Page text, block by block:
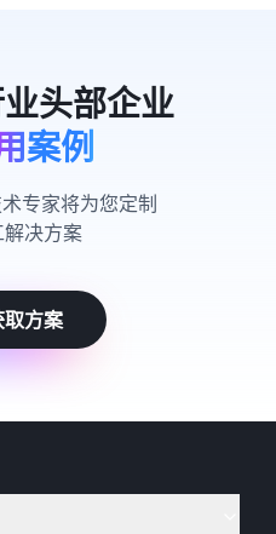
案例
专家将为您定制
决方案
方案